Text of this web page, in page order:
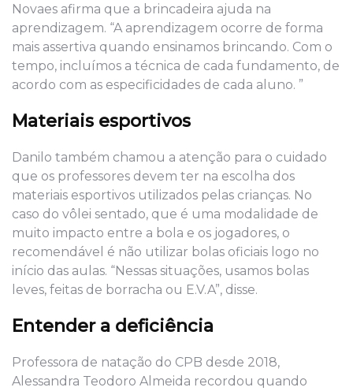
Novaes afirma que a brincadeira ajuda na
aprendizagem. “A aprendizagem ocorre de forma
mais assertiva quando ensinamos brincando. Com o
tempo, incluímos a técnica de cada fundamento, de
acordo com as especificidades de cada aluno. ”
Materiais esportivos
Danilo também chamou a atenção para o cuidado
que os professores devem ter na escolha dos
materiais esportivos utilizados pelas crianças. No
caso do vôlei sentado, que é uma modalidade de
muito impacto entre a bola e os jogadores, o
recomendável é não utilizar bolas oficiais logo no
início das aulas. “Nessas situações, usamos bolas
leves, feitas de borracha ou E.V.A”, disse.
Entender a deficiência
Professora de natação do CPB desde 2018,
Alessandra Teodoro Almeida recordou quando